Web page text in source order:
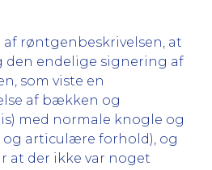
røntgenbeskrivelsen, at
den endelige signering af
som viste en
af bækken og
med normale knogle og
og articulære forhold), og
at der ikke var noget